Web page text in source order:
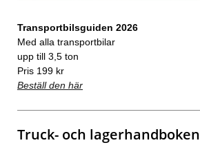
Transportbilsguiden 2026
Med alla transportbilar
upp till 3,5 ton
Pris 199 kr
Beställ den här
Truck- och lagerhandboken